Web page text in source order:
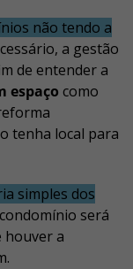
não tendo a
a gestão
de entender a
espaço como
tenha local para
simples dos
será
houver a